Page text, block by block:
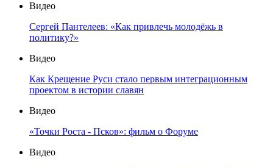
Видео
Сергей Пантелеев: «Как привлечь молодёжь в
политику?»
Видео
Как Крещение Руси стало первым интеграционным
проектом в истории славян
Видео
«Точки Роста - Псков»: фильм о Форуме
Видео